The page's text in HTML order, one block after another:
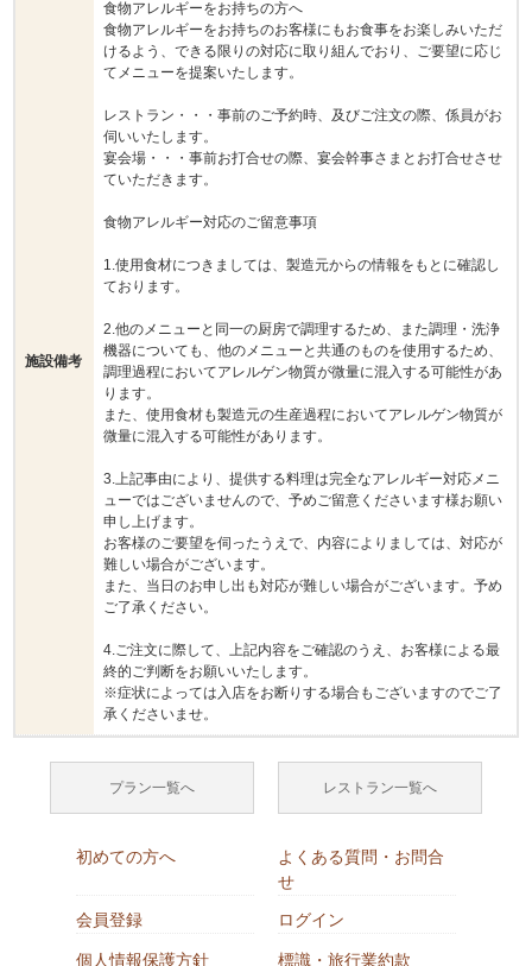
施設備考
食物アレルギーをお持ちの方へ
食物アレルギーをお持ちのお客様にもお食事をお楽しみいただ
けるよう、できる限りの対応に取り組んでおり、ご要望に応じ
てメニューを提案いたします。
レストラン・・・事前のご予約時、及びご注文の際、係員がお
伺いいたします。
宴会場・・・事前お打合せの際、宴会幹事さまとお打合せさせ
ていただきます。
食物アレルギー対応のご留意事項
1.使用食材につきましては、製造元からの情報をもとに確認し
ております。
2.他のメニューと同一の厨房で調理するため、また調理・洗浄
機器についても、他のメニューと共通のものを使用するため、
調理過程においてアレルゲン物質が微量に混入する可能性があ
ります。
また、使用食材も製造元の生産過程においてアレルゲン物質が
微量に混入する可能性があります。
3.上記事由により、提供する料理は完全なアレルギー対応メニ
ューではございませんので、予めご留意くださいます様お願い
申し上げます。
お客様のご要望を伺ったうえで、内容によりましては、対応が
難しい場合がございます。
また、当日のお申し出も対応が難しい場合がございます。予め
ご了承ください。
4.ご注文に際して、上記内容をご確認のうえ、お客様による最
終的ご判断をお願いいたします。
※症状によっては入店をお断りする場合もございますのでご了
承くださいませ。
プラン一覧へ レストラン一覧へ
初めての方へ
よくある質問・お問合
せ
会員登録
ログイン
個人情報保護方針 標識・旅行業約款